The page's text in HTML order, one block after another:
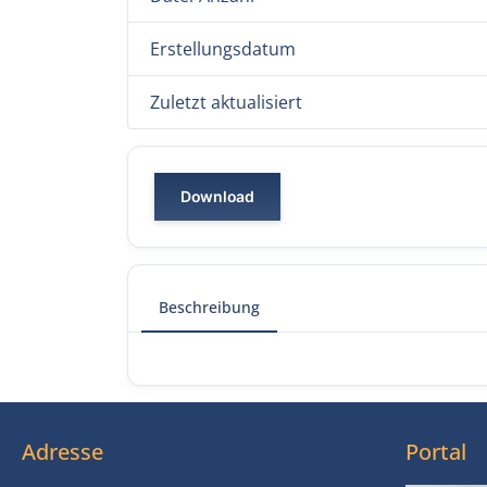
Erstellungsdatum
Zuletzt aktualisiert
Download
Beschreibung
Adresse Portal